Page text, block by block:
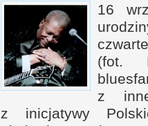
16
(fot.
z i
z inicjatywy